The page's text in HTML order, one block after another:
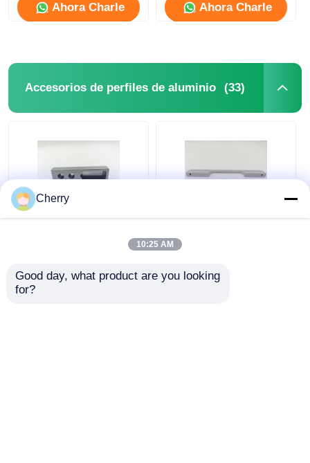
Ahora Charle Ahora Charle
Accesorios de perfiles de aluminio (33)
armario Muebles para
Riel de armario Tubo
Rieles colgantes
de aluminio CNC para
cajones de armarios
de muebles, tiradores
de tamaño alargado
Cherry
10:25 AM
Good day, what product are you looking
for?